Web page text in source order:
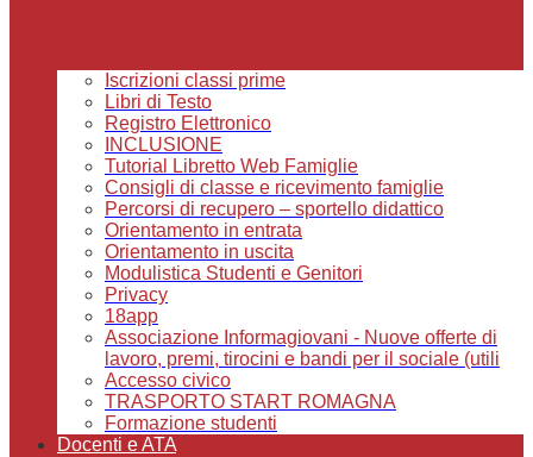
Iscrizioni classi prime
Libri di Testo
Registro Elettronico
INCLUSIONE
Tutorial Libretto Web Famiglie
Consigli di classe e ricevimento famiglie
Percorsi di recupero – sportello didattico
Orientamento in entrata
Orientamento in uscita
Modulistica Studenti e Genitori
Privacy
18app
Associazione Informagiovani - Nuove offerte di
lavoro, premi, tirocini e bandi per il sociale (utili
Accesso civico
TRASPORTO START ROMAGNA
Formazione studenti
Docenti e ATA